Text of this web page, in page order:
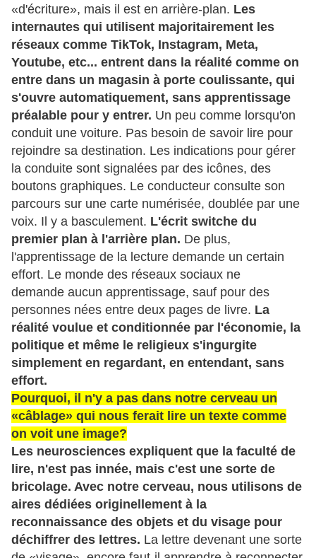
«d'écriture», mais il est en arrière-plan. Les
internautes qui utilisent majoritairement les
réseaux comme TikTok, Instagram, Meta,
Youtube, etc... entrent dans la réalité comme on
entre dans un magasin à porte coulissante, qui
s'ouvre automatiquement, sans apprentissage
préalable pour y entrer. Un peu comme lorsqu'on
conduit une voiture. Pas besoin de savoir lire pour
rejoindre sa destination. Les indications pour gérer
la conduite sont signalées par des icônes, des
boutons graphiques. Le conducteur consulte son
parcours sur une carte numérisée, doublée par une
voix. Il y a basculement. L'écrit switche du
premier plan à l'arrière plan. De plus,
l'apprentissage de la lecture demande un certain
effort. Le monde des réseaux sociaux ne
demande aucun apprentissage, sauf pour des
personnes nées entre deux pages de livre. La
réalité voulue et conditionnée par l'économie, la
politique et même le religieux s'ingurgite
simplement en regardant, en entendant, sans
effort.
Pourquoi, il n'y a pas dans notre cerveau un
«câblage» qui nous ferait lire un texte comme
on voit une image?
Les neurosciences expliquent que la faculté de
lire, n'est pas innée, mais c'est une sorte de
bricolage. Avec notre cerveau, nous utilisons de
aires dédiées originellement à la
reconnaissance des objets et du visage pour
déchiffrer des lettres. La lettre devenant une sorte